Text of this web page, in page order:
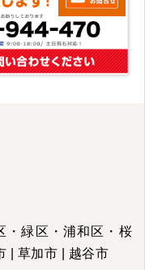
・緑区・浦和区・桜
| 草加市 | 越谷市